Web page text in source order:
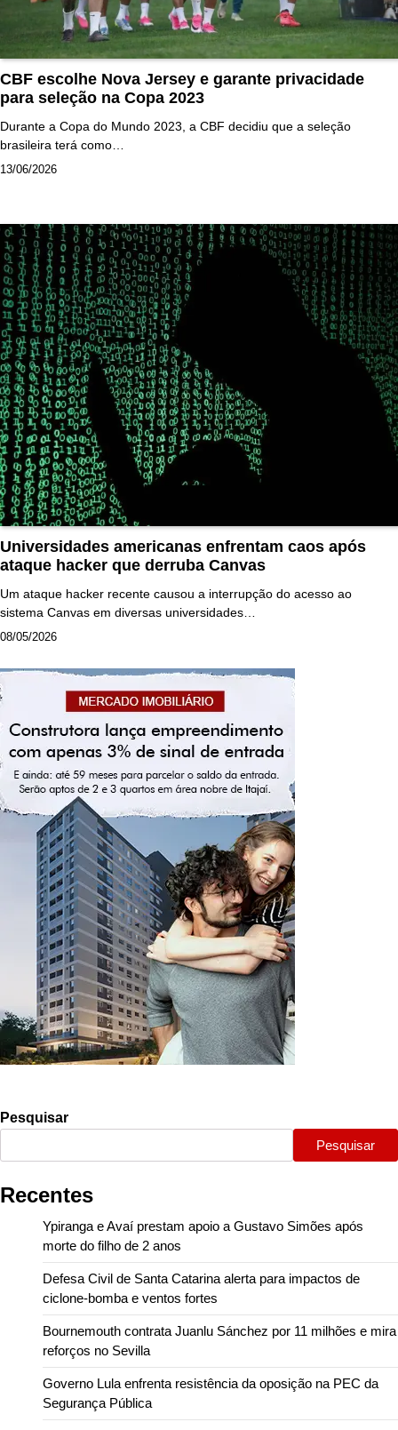
CBF escolhe Nova Jersey e garante privacidade
para seleção na Copa 2023
Durante a Copa do Mundo 2023, a CBF decidiu que a seleção
brasileira terá como…
13/06/2026
Universidades americanas enfrentam caos após
ataque hacker que derruba Canvas
Um ataque hacker recente causou a interrupção do acesso ao
sistema Canvas em diversas universidades…
08/05/2026
Pesquisar
Pesquisar
Recentes
Ypiranga e Avaí prestam apoio a Gustavo Simões após
morte do filho de 2 anos
Defesa Civil de Santa Catarina alerta para impactos de
ciclone-bomba e ventos fortes
Bournemouth contrata Juanlu Sánchez por 11 milhões e mira
reforços no Sevilla
Governo Lula enfrenta resistência da oposição na PEC da
Segurança Pública